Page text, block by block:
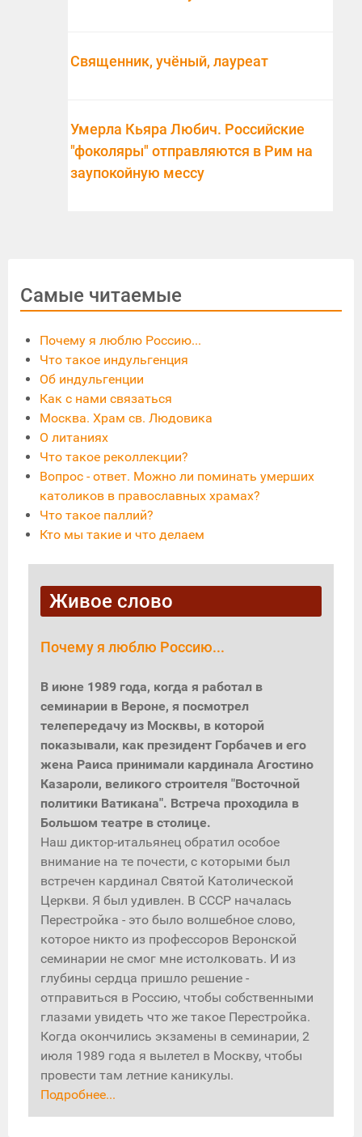
Священник, учёный, лауреат
Умерла Кьяра Любич. Российские
"фоколяры" отправляются в Рим на
заупокойную мессу
Самые читаемые
Почему я люблю Россию...
Что такое индульгенция
Об индульгенции
Как с нами связаться
Москва. Храм св. Людовика
О литаниях
Что такое реколлекции?
Вопрос - ответ. Можно ли поминать умерших
католиков в православных храмах?
Что такое паллий?
Кто мы такие и что делаем
Живое слово
Почему я люблю Россию...
В июне 1989 года, когда я работал в
семинарии в Вероне, я посмотрел
телепередачу из Москвы, в которой
показывали, как президент Горбачев и его
жена Раиса принимали кардинала Агостино
Казароли, великого строителя "Восточной
политики Ватикана". Встреча проходила в
Большом театре в столице.
Наш диктор-итальянец обратил особое
внимание на те почести, с которыми был
встречен кардинал Святой Католической
Церкви. Я был удивлен. В СССР началась
Перестройка - это было волшебное слово,
которое никто из профессоров Веронской
семинарии не смог мне истолковать. И из
глубины сердца пришло решение -
отправиться в Россию, чтобы собственными
глазами увидеть что же такое Перестройка.
Когда окончились экзамены в семинарии, 2
июля 1989 года я вылетел в Москву, чтобы
провести там летние каникулы.
Подробнее...